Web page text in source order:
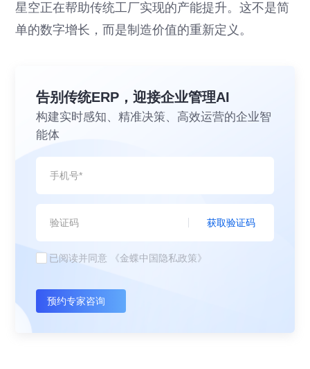
星空正在帮助传统工厂实现的产能提升。这不是简
单的数字增长，而是制造价值的重新定义。
告别传统ERP，迎接企业管理AI
构建实时感知、精准决策、高效运营的企业智
能体
获取验证码
已阅读并同意 《金蝶中国隐私政策》
预约专家咨询